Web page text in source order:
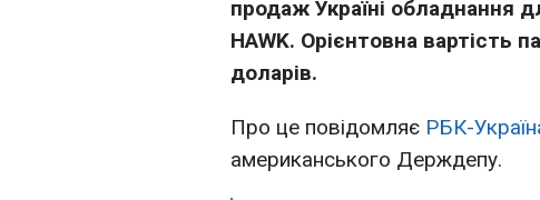
продаж Україні обладнання
HAWK. Орієнтовна вартість
доларів.
Про це повідомляє РБК-
американського Держдепу.